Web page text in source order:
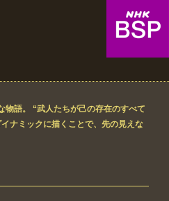
語。 “武人たちが己の存在のすべて
ナミックに描くことで、先の見えな